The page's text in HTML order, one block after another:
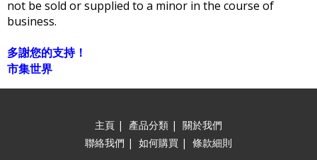
not be sold or supplied to a minor in the course of
business.
多謝您的支持！
市集世界
主頁 | 產品分類 | 關於我們
聯絡我們 | 如何購買 | 條款細則